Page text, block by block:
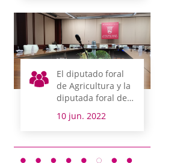
El diputado foral
de Agricultura y la
diputada foral de
Cultura y Deporte
comparecen la
en comisión
10 jun. 2022